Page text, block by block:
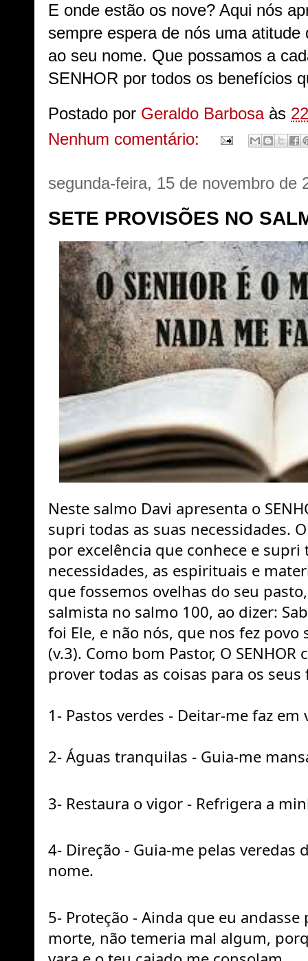
E onde estão os nove? Aqui nós
sempre espera de nós uma atitude
ao seu nome. Que possamos a
SENHOR por todos os benefícios
Postado por Geraldo Barbosa às
Nenhum comentário:
segunda-feira, 15 de novembro de
SETE PROVISÕES NO
Neste salmo Davi apresenta o
supri todas as suas necessidades.
por excelência que conhece e supri
necessidades, as espirituais e
que fossemos ovelhas do seu
salmista no salmo 100, ao dizer:
foi Ele, e não nós, que nos fez povo
(v.3). Como bom Pastor, O
prover todas as coisas para os seus
1- Pastos verdes - Deitar-me faz em
2- Águas tranquilas - Guia-me
3- Restaura o vigor - Refrigera a
4- Direção - Guia-me pelas
nome.
5- Proteção - Ainda que eu
morte, não temeria mal algum,